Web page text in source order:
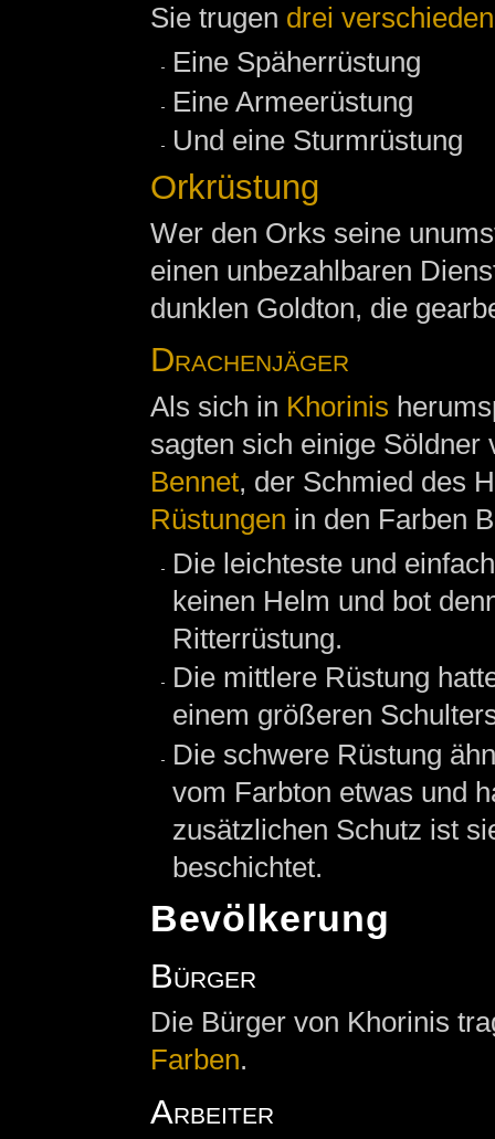
Sie trugen drei
Eine Späherrüstung
Eine Armeerüstung
Und eine Sturmrüstung
Orkrüstung
Wer den Orks seine
einen unbezahlbaren
dunklen Goldton, die
Drachenjäger
Als sich in Khorinis
sagten sich einige Söldner
Bennet, der Schmied des
Rüstungen in den Farben
Die leichteste und
keinen Helm und bot
Ritterrüstung.
Die mittlere Rüstung
einem größeren
Die schwere Rüstung
vom Farbton etwas und
zusätzlichen Schutz ist
beschichtet.
Bevölkerung
Bürger
Die Bürger von Khorinis
Farben.
Arbeiter